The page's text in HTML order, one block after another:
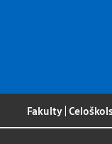
Fakulty |